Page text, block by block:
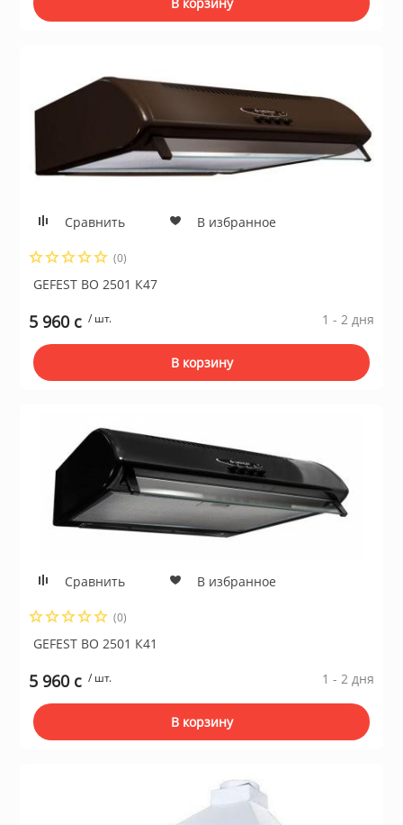
Сравнить В избранное
(0)
GEFEST ВО 2501 К47
5 960 c / шт. 1 - 2 дня
В корзину
Сравнить В избранное
(0)
GEFEST ВО 2501 К41
5 960 c / шт. 1 - 2 дня
В корзину